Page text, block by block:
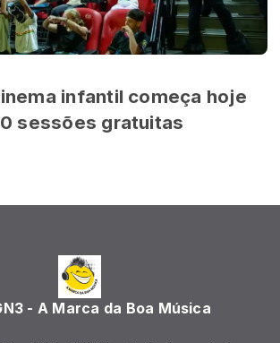
infantil começa hoje
sessões gratuitas
- A Marca da Boa Música